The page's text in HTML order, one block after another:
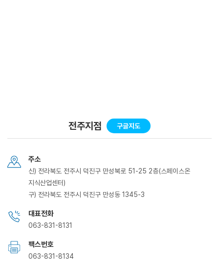
전주지점 구글지도
주소
신) 전라북도 전주시 덕진구 만성북로 51-25 2층(스페이스온
지식산업센터)
구) 전라북도 전주시 덕진구 만성동 1345-3
대표전화
063-831-8131
팩스번호
063-831-8134